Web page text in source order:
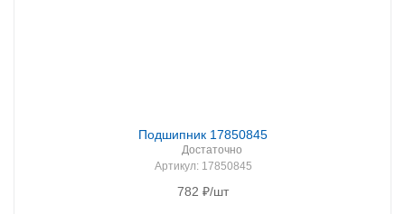
Подшипник 17850845
Достаточно
Артикул: 17850845
782 ₽/шт